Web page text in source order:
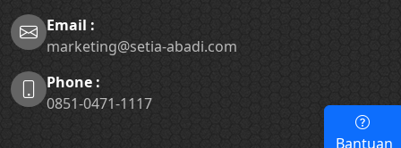
Email :
marketing@setia-abadi.com
Phone :
0851-0471-1117
Bantuan